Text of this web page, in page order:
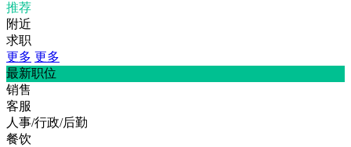
推荐
附近
求职
更多 更多
最新职位
销售
客服
人事/行政/后勤
餐饮